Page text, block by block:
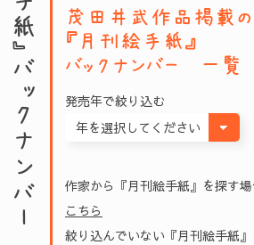
茂田井武 作品掲載の
『月刊絵手紙』
バックナンバー 一覧
発売年で絞り込む
作家から『月刊絵手紙』を探す
こちら
絞り込んでいない『月刊絵手紙